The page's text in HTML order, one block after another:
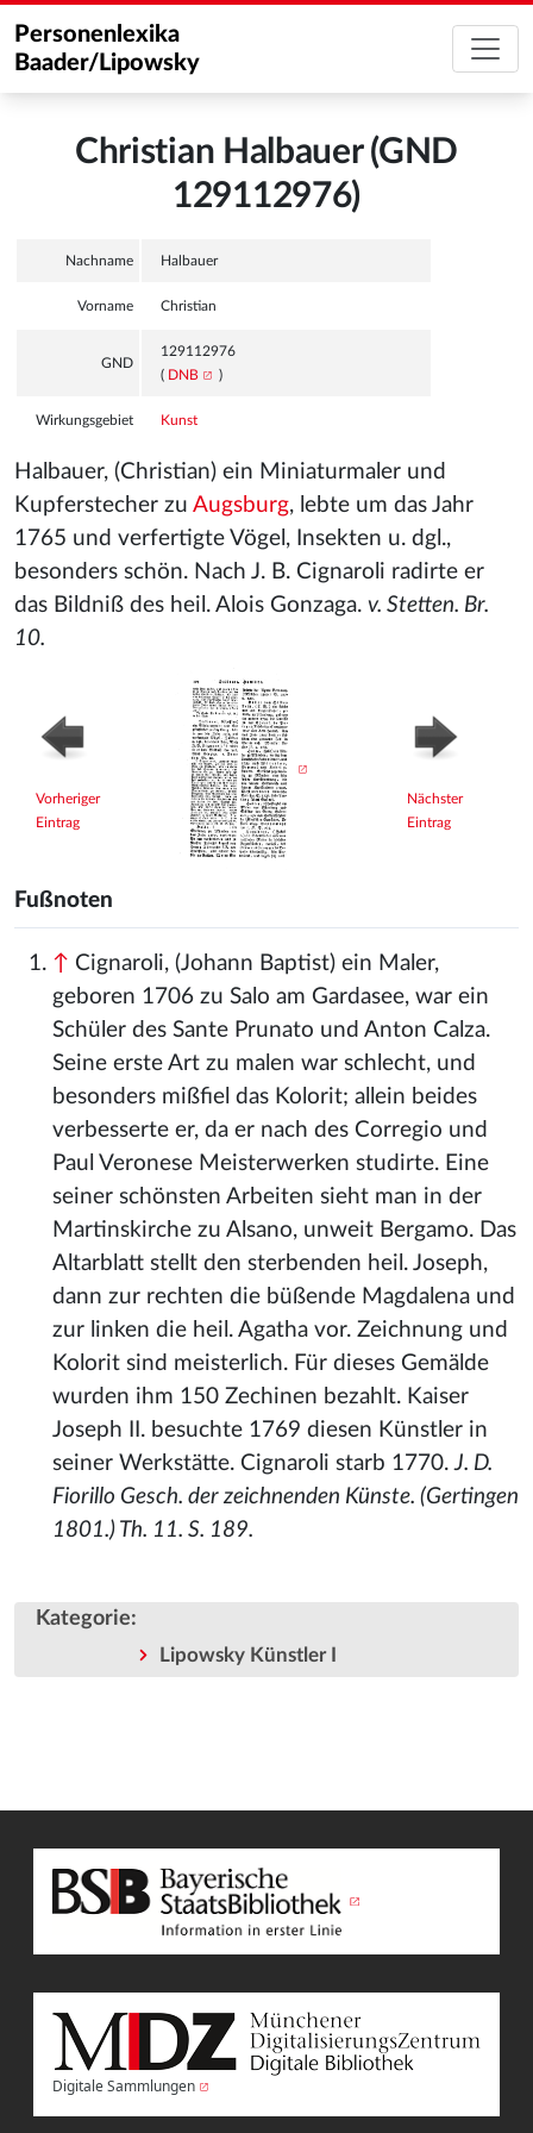
Personenlexika
Baader/Lipowsky
Christian Halbauer (GND
129112976)
Nachname Halbauer
Vorname Christian
GND
129112976
( DNB )
Wirkungsgebiet Kunst
Halbauer, (Christian) ein Miniaturmaler und
Kupferstecher zu Augsburg, lebte um das Jahr
1765 und verfertigte Vögel, Insekten u. dgl.,
besonders schön. Nach J. B. Cignaroli radirte er
das Bildniß des heil. Alois Gonzaga. v. Stetten. Br.
10.
Vorheriger
Eintrag
Nächster
Eintrag
Fußnoten
↑ Cignaroli, (Johann Baptist) ein Maler,
geboren 1706 zu Salo am Gardasee, war ein
Schüler des Sante Prunato und Anton Calza.
Seine erste Art zu malen war schlecht, und
besonders mißfiel das Kolorit; allein beides
verbesserte er, da er nach des Corregio und
Paul Veronese Meisterwerken studirte. Eine
seiner schönsten Arbeiten sieht man in der
Martinskirche zu Alsano, unweit Bergamo. Das
Altarblatt stellt den sterbenden heil. Joseph,
dann zur rechten die büßende Magdalena und
zur linken die heil. Agatha vor. Zeichnung und
Kolorit sind meisterlich. Für dieses Gemälde
wurden ihm 150 Zechinen bezahlt. Kaiser
Joseph II. besuchte 1769 diesen Künstler in
seiner Werkstätte. Cignaroli starb 1770.J. D.
Fiorillo Gesch. der zeichnenden Künste. (Gertingen
1801.) Th. 11. S. 189.
Kategorie:
Lipowsky Künstler I
Digitale Sammlungen